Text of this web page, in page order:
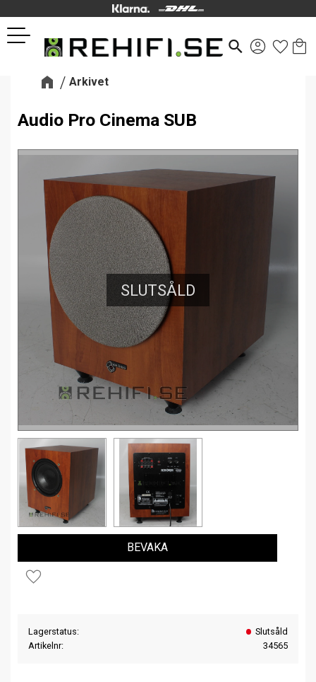
Meny
search
Arkivet
Audio Pro Cinema SUB
SLUTSÅLD
Lägg till i favoriter
BEVAKA
Lagerstatus
Slutsåld
Artikelnr
34565